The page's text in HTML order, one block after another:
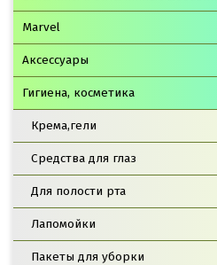
Marvel
Аксессуары
Гигиена, косметика
Крема,гели
Средства для глаз
Для полости рта
Лапомойки
Пакеты для уборки